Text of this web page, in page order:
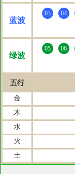
蓝波
03 04
绿波
05 06
五行
金
木
水
火
土